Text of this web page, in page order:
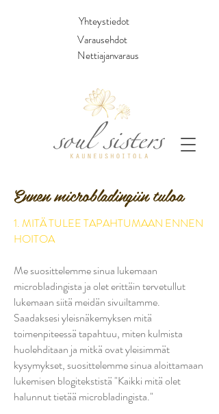
Nettiajanvaraus
Varausehdot
Yhteystiedot
Ennen microbladingiin tuloa
1. MITÄ TULEE TAPAHTUMAAN ENNEN
HOITOA
Me suosittelemme sinua lukemaan
microbladingista ja olet erittäin tervetullut
lukemaan siitä meidän sivuiltamme.
Saadaksesi yleisnäkemyksen mitä
toimenpiteessä tapahtuu, miten kulmista
huolehditaan ja mitkä ovat yleisimmät
kysymykset, suosittelemme sinua aloittamaan
lukemisen blogitekstistä "Kaikki mitä olet
halunnut tietää microbladingista."